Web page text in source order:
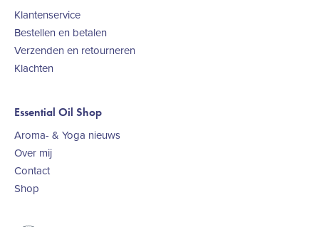
Klantenservice
Bestellen en betalen
Verzenden en retourneren
Klachten
Essential Oil Shop
Aroma- & Yoga nieuws
Over mij
Contact
Shop